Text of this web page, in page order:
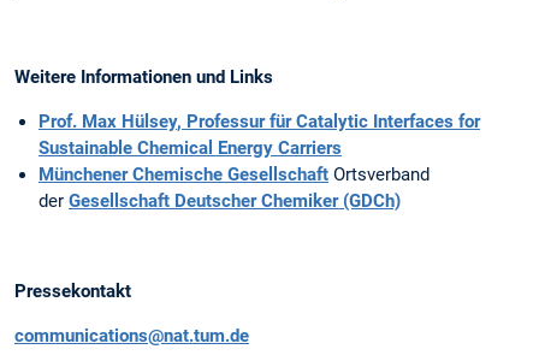
Weitere Informationen und Links
Prof. Max Hülsey, Professur für Catalytic Interfaces for
Sustainable Chemical Energy Carriers
Münchener Chemische Gesellschaft Ortsverband
der Gesellschaft Deutscher Chemiker (GDCh)
Pressekontakt
communications@nat.tum.de